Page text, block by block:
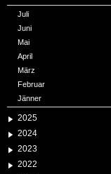
Juli
Juni
Mai
April
März
Februar
Jänner
2025
2024
2023
2022